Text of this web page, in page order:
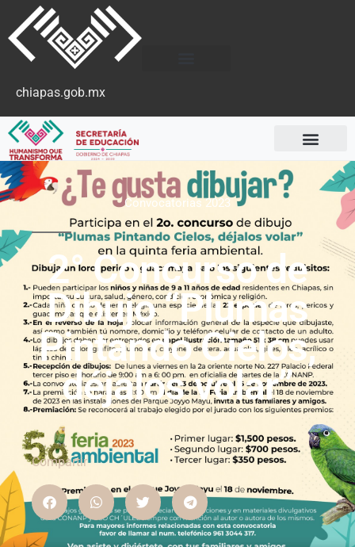
chiapas.gob.mx
Convocatorias 2023
2° Concurso de
Dibujo “Plumas
Pintando Cielos,
déjalos volar”
Compartir